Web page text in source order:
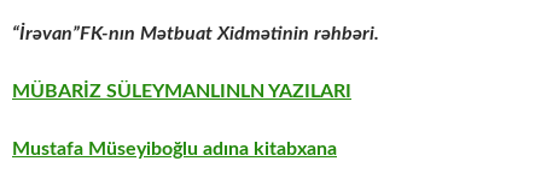
“İrəvan”FK-nın Mətbuat Xidmətinin rəhbəri.
MÜBARİZ SÜLEYMANLINLN YAZILARI
Mustafa Müseyiboğlu adına kitabxana